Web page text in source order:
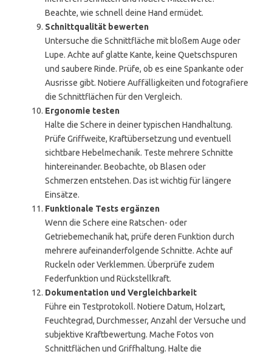
Beachte, wie schnell deine Hand ermüdet.
Schnittqualität bewerten
Untersuche die Schnittfläche mit bloßem Auge oder
Lupe. Achte auf glatte Kante, keine Quetschspuren
und saubere Rinde. Prüfe, ob es eine Spankante oder
Ausrisse gibt. Notiere Auffälligkeiten und fotografiere
die Schnittflächen für den Vergleich.
Ergonomie testen
Halte die Schere in deiner typischen Handhaltung.
Prüfe Griffweite, Kraftübersetzung und eventuell
sichtbare Hebelmechanik. Teste mehrere Schnitte
hintereinander. Beobachte, ob Blasen oder
Schmerzen entstehen. Das ist wichtig für längere
Einsätze.
Funktionale Tests ergänzen
Wenn die Schere eine Ratschen- oder
Getriebemechanik hat, prüfe deren Funktion durch
mehrere aufeinanderfolgende Schnitte. Achte auf
Ruckeln oder Verklemmen. Überprüfe zudem
Federfunktion und Rückstellkraft.
Dokumentation und Vergleichbarkeit
Führe ein Testprotokoll. Notiere Datum, Holzart,
Feuchtegrad, Durchmesser, Anzahl der Versuche und
subjektive Kraftbewertung. Mache Fotos von
Schnittflächen und Griffhaltung. Halte die